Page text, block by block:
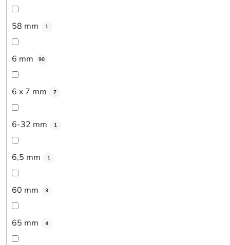
58 mm 1
6 mm 90
6 x 7 mm 7
6-32 mm 1
6,5 mm 1
60 mm 3
65 mm 4